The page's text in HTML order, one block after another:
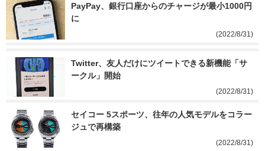
PayPay、銀行口座からのチャージが最小1000円
に
(2022/8/31)
Twitter、友人だけにツイートできる新機能「サ
ークル」開始
(2022/8/31)
セイコー 5スポーツ、往年の人気モデルをコラー
ジュで再構築
(2022/8/31)